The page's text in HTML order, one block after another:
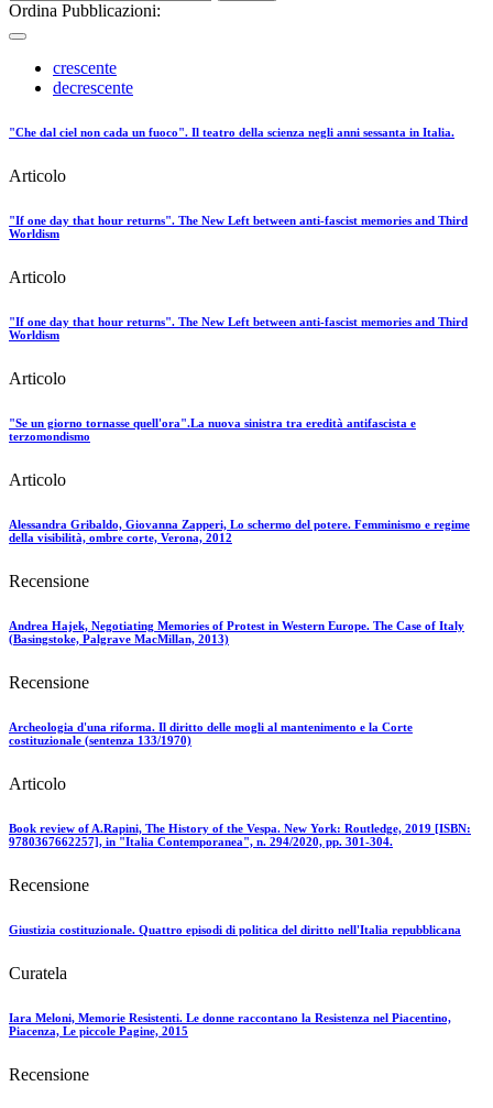
Ordina Pubblicazioni:
crescente
decrescente
"Che dal ciel non cada un fuoco". Il teatro della scienza negli anni sessanta in Italia.
Articolo
"If one day that hour returns". The New Left between anti-fascist memories and Third
Worldism
Articolo
"If one day that hour returns". The New Left between anti-fascist memories and Third
Worldism
Articolo
"Se un giorno tornasse quell'ora".La nuova sinistra tra eredità antifascista e
terzomondismo
Articolo
Alessandra Gribaldo, Giovanna Zapperi, Lo schermo del potere. Femminismo e regime
della visibilità, ombre corte, Verona, 2012
Recensione
Andrea Hajek, Negotiating Memories of Protest in Western Europe. The Case of Italy
(Basingstoke, Palgrave MacMillan, 2013)
Recensione
Archeologia d'una riforma. Il diritto delle mogli al mantenimento e la Corte
costituzionale (sentenza 133/1970)
Articolo
Book review of A.Rapini, The History of the Vespa. New York: Routledge, 2019 [ISBN:
9780367662257], in "Italia Contemporanea", n. 294/2020, pp. 301-304.
Recensione
Giustizia costituzionale. Quattro episodi di politica del diritto nell'Italia repubblicana
Curatela
Iara Meloni, Memorie Resistenti. Le donne raccontano la Resistenza nel Piacentino,
Piacenza, Le piccole Pagine, 2015
Recensione